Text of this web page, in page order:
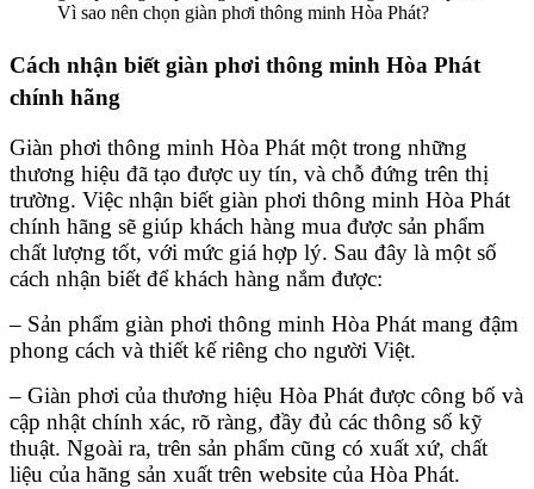
Vì sao nên chọn giàn phơi thông minh Hòa Phát?
Cách nhận biết giàn phơi thông minh Hòa Phát
chính hãng
Giàn phơi thông minh Hòa Phát một trong những
thương hiệu đã tạo được uy tín, và chỗ đứng trên thị
trường. Việc nhận biết giàn phơi thông minh Hòa Phát
chính hãng sẽ giúp khách hàng mua được sản phẩm
chất lượng tốt, với mức giá hợp lý. Sau đây là một số
cách nhận biết để khách hàng nắm được:
– Sản phẩm giàn phơi thông minh Hòa Phát mang đậm
phong cách và thiết kế riêng cho người Việt.
– Giàn phơi của thương hiệu Hòa Phát được công bố và
cập nhật chính xác, rõ ràng, đầy đủ các thông số kỹ
thuật. Ngoài ra, trên sản phẩm cũng có xuất xứ, chất
liệu của hãng sản xuất trên website của Hòa Phát.